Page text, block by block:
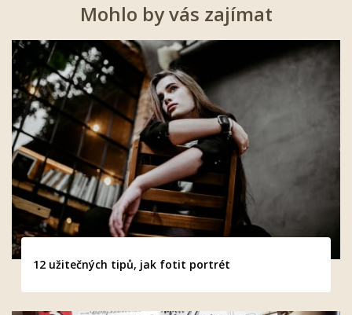
Mohlo by vás zajímat
12 užitečných tipů, jak fotit portrét